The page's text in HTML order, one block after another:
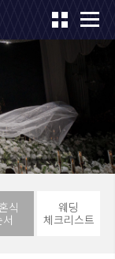
식
서
웨딩
체크리스트